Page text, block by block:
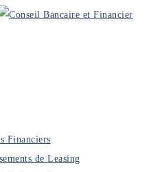
Financiers
de Leasing